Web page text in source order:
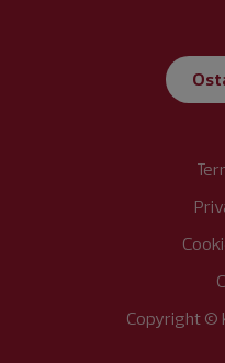
Copyright ©